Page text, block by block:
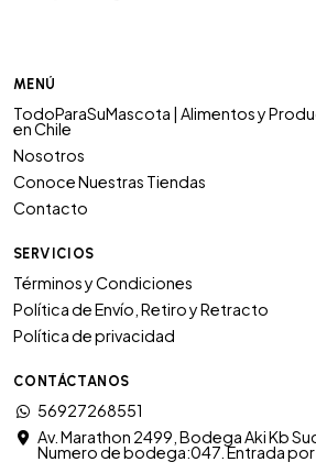
MENÚ
TodoParaSuMascota | Alimentos y
en Chile
Nosotros
Conoce Nuestras Tiendas
Contacto
SERVICIOS
Términos y Condiciones
Política de Envío, Retiro y Retracto
Política de privacidad
CONTÁCTANOS
56927268551
Av. Marathon 2499, Bodega Aki Kb
Numero de bodega:047. Entrada por